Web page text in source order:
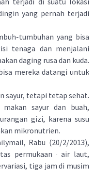
yang pernah terjadi
tumbuhan yang bisa
tenaga dan menjalani
daging rusa dan kuda.
mereka datangi untuk
sayur, tetapi tetap sehat.
sayur dan buah,
gizi, karena susu
mikronutrien.
Rabu (20/2/2013),
permukaan · air laut,
tiga jam di musim